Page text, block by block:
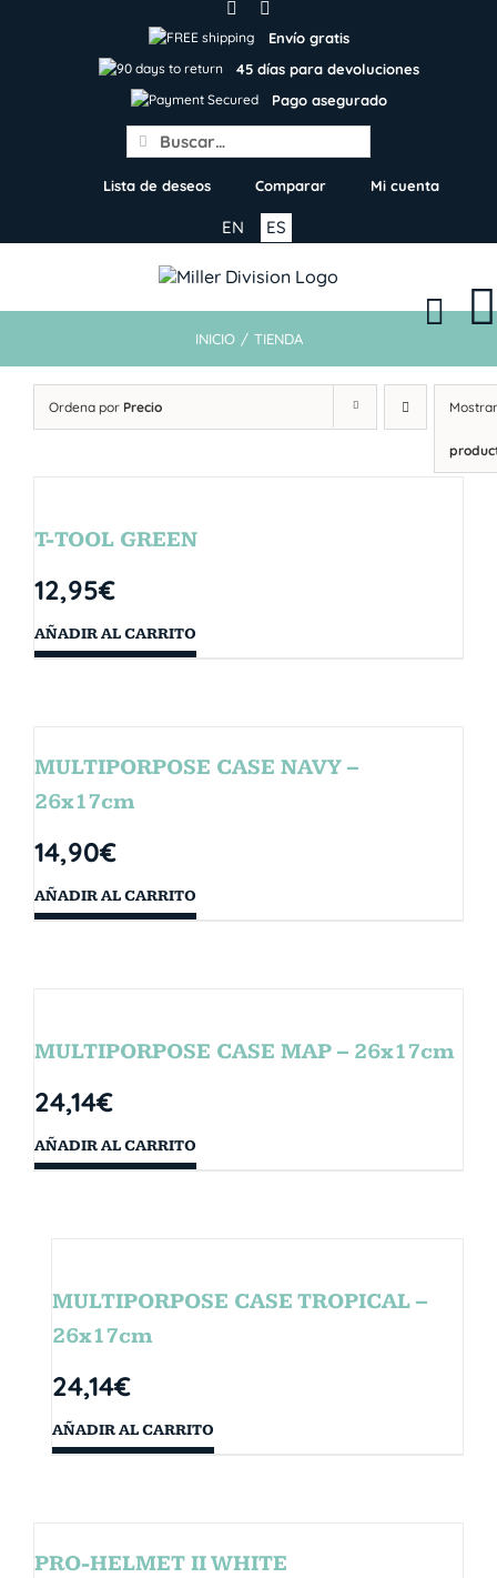
Envío gratis
45 días para devoluciones
Pago asegurado
Search
for:
Lista de deseos Comparar Mi cuenta
ES
EN
INICIO / TIENDA
Ordena por Precio
T-TOOL GREEN
12,95€
AÑADIR AL CARRITO
MULTIPORPOSE CASE NAVY –
26x17cm
14,90€
AÑADIR AL CARRITO
MULTIPORPOSE CASE MAP – 26x17cm
24,14€
AÑADIR AL CARRITO
MULTIPORPOSE CASE TROPICAL –
26x17cm
24,14€
AÑADIR AL CARRITO
PRO-HELMET II WHITE